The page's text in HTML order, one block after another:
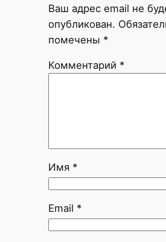
Ваш адрес email не
опубликован.
помечены *
Комментарий *
Имя *
Email *